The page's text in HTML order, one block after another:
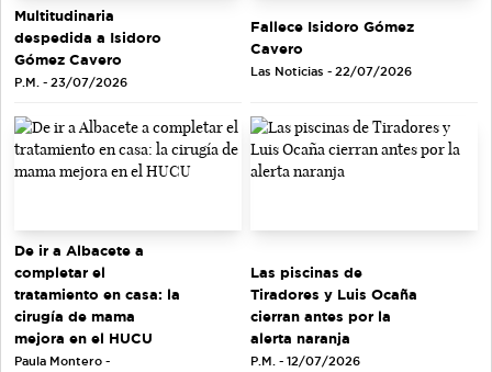
Multitudinaria
despedida a Isidoro
Gómez Cavero
P.M. - 23/07/2026
Fallece Isidoro Gómez
Cavero
Las Noticias - 22/07/2026
De ir a Albacete a
completar el
tratamiento en casa: la
cirugía de mama
mejora en el HUCU
Paula Montero -
Las piscinas de
Tiradores y Luis Ocaña
cierran antes por la
alerta naranja
P.M. - 12/07/2026